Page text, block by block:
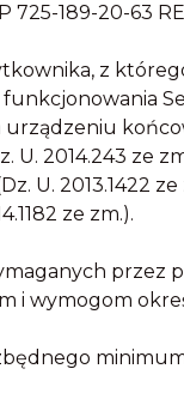
725-189-20-63
z
2014.243 ze
U. 2013.1422 ze
ze zm.).
przez
i wymogom